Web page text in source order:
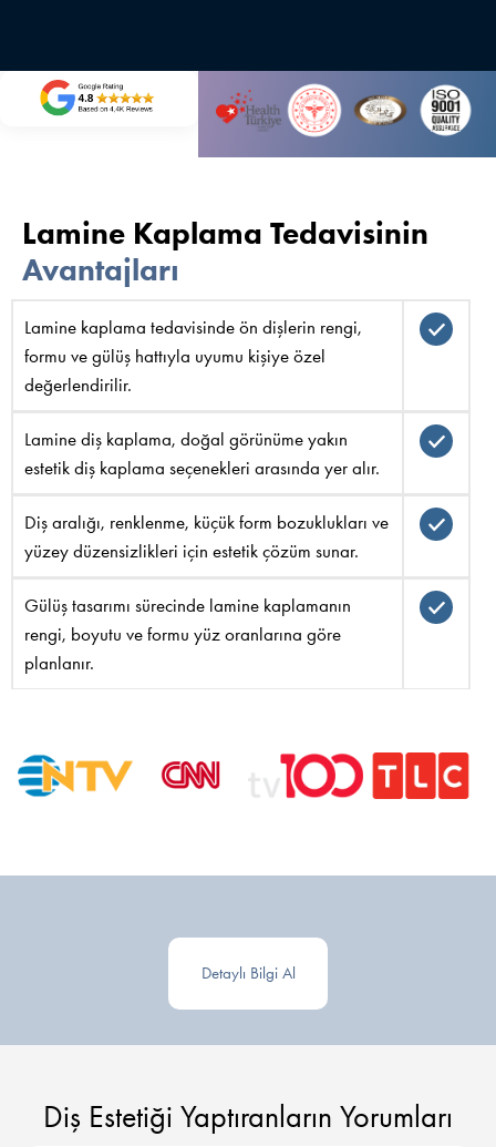
Lamine Kaplama Tedavisinin
Avantajları
Lamine kaplama tedavisinde ön dişlerin rengi,
formu ve gülüş hattıyla uyumu kişiye özel
değerlendirilir.
Lamine diş kaplama, doğal görünüme yakın
estetik diş kaplama seçenekleri arasında yer alır.
Diş aralığı, renklenme, küçük form bozuklukları ve
yüzey düzensizlikleri için estetik çözüm sunar.
Gülüş tasarımı sürecinde lamine kaplamanın
rengi, boyutu ve formu yüz oranlarına göre
planlanır.
Detaylı Bilgi Al
Diş Estetiği Yaptıranların Yorumları